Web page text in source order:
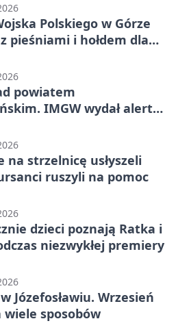
Polskiego w Górze
pieśniami i hołdem dla
powiatem
IMGW wydał alert
na strzelnicę usłyszeli
ruszyli na pomoc
dzieci poznają Ratka i
niezwykłej premiery
Józefosławiu. Wrzesień
wiele sposobów